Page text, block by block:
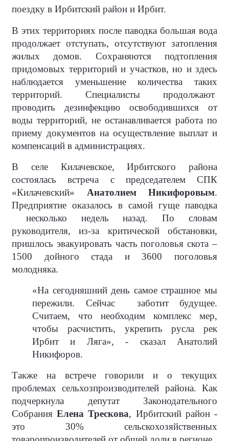
поездку в Ирбитский район и Ирбит.
В этих территориях после паводка большая вода
продолжает отступать, отсутствуют затопления
жилых домов. Сохраняются подтопления
придомовых территорий и участков, но и здесь
наблюдается уменьшение количества таких
территорий. Специалисты продолжают
проводить дезинфекцию освободившихся от
воды территорий, не останавливается работа по
приему документов на осуществление выплат и
компенсаций в администрациях.
В селе Килачевское, Ирбитского района
состоялась встреча с председателем СПК
«Килачевский» Анатолием Никифоровым.
Предприятие оказалось в самой гуще паводка
несколько недель назад. По словам
руководителя, из-за критической обстановки,
пришлось эвакуировать часть поголовья скота –
1500 дойного стада и 3600 поголовья
молодняка.
«На сегодняшний день самое страшное мы
пережили. Сейчас
заботит будущее.
Считаем, что необходим комплекс мер,
чтобы расчистить, укрепить русла рек
Ирбит и Ляга», - сказал Анатолий
Никифоров.
Также на встрече говорили и о текущих
проблемах сельхозпроизводителей района. Как
подчеркнула депутат Законодательного
Собрания Елена Трескова, Ирбитский район -
это 30% сельскохозяйственных